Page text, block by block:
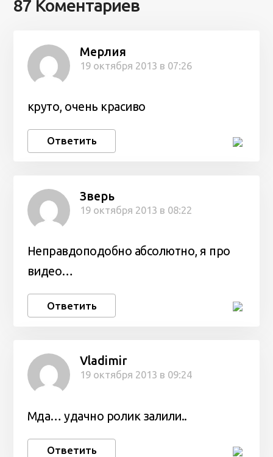
87 Коментариев
Мерлия
19 октября 2013 в 07:26
круто, очень красиво
Ответить
Зверь
19 октября 2013 в 08:22
Неправдоподобно абсолютно, я про
видео…
Ответить
Vladimir
19 октября 2013 в 09:24
Мда… удачно ролик залили..
Ответить